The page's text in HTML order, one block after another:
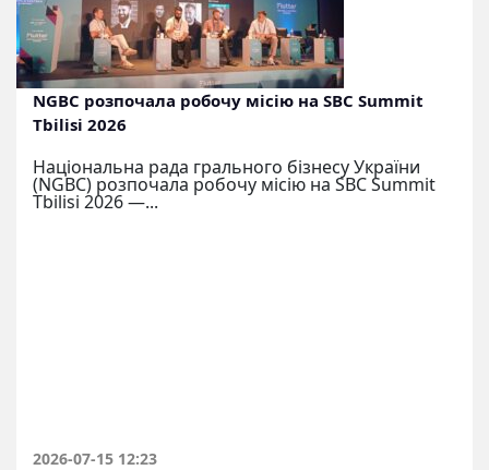
NGBC розпочала робочу місію на SBC Summit
Tbilisi 2026
Національна рада грального бізнесу України
(NGBC) розпочала робочу місію на SBC Summit
Tbilisi 2026 —...
2026-07-15 12:23